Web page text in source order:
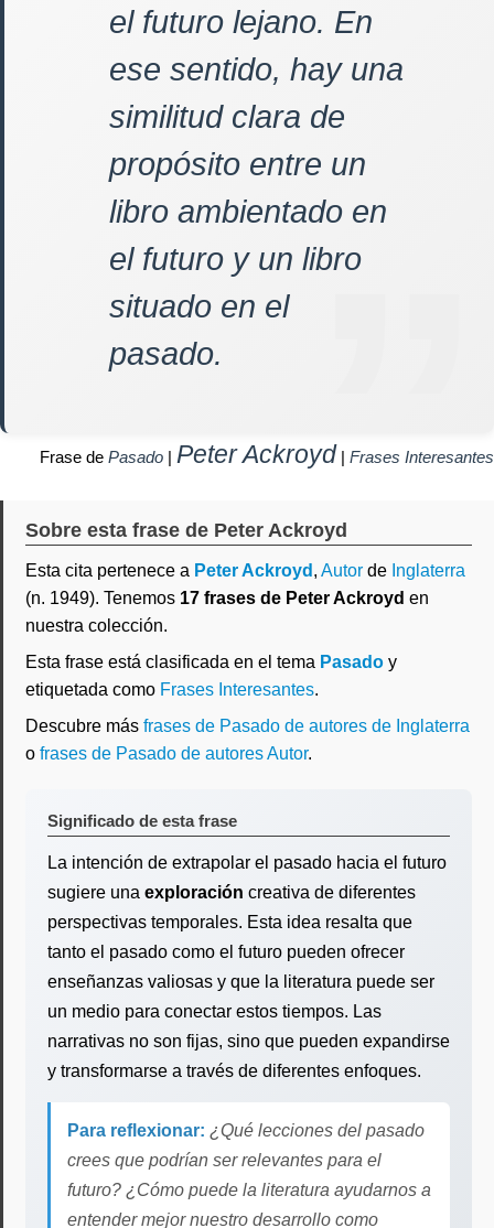
el futuro lejano. En
ese sentido, hay una
similitud clara de
propósito entre un
libro ambientado en
el futuro y un libro
situado en el
pasado.
Frase de Pasado | Peter Ackroyd | Frases Interesantes
Sobre esta frase de Peter Ackroyd
Esta cita pertenece a Peter Ackroyd , Autor de Inglaterra
(n. 1949). Tenemos 17 frases de Peter Ackroyd en
nuestra colección.
Esta frase está clasificada en el tema Pasado y
etiquetada como Frases Interesantes.
Descubre más frases de Pasado de autores de Inglaterra
o frases de Pasado de autores Autor.
Significado de esta frase
La intención de extrapolar el pasado hacia el futuro
sugiere una exploración creativa de diferentes
perspectivas temporales. Esta idea resalta que
tanto el pasado como el futuro pueden ofrecer
enseñanzas valiosas y que la literatura puede ser
un medio para conectar estos tiempos. Las
narrativas no son fijas, sino que pueden expandirse
y transformarse a través de diferentes enfoques.
Para reflexionar: ¿Qué lecciones del pasado
crees que podrían ser relevantes para el
futuro? ¿Cómo puede la literatura ayudarnos a
entender mejor nuestro desarrollo como